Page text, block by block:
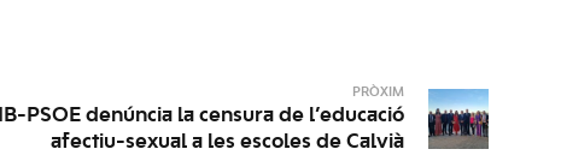
PRÒXIM
PSOE denúncia la censura de l’educació
afectiu-sexual a les escoles de Calvià